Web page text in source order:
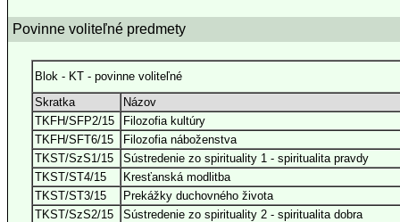
Povinne voliteľné predmety
Blok - KT - povinne voliteľné
Skratka
Názov
TKFH/SFP2/15
Filozofia kultúry
TKFH/SFT6/15
Filozofia náboženstva
TKST/SzS1/15
Sústredenie zo spirituality 1 - spiritualita pravdy
TKST/ST4/15
Kresťanská modlitba
TKST/ST3/15
Prekážky duchovného života
TKST/SzS2/15
Sústredenie zo spirituality 2 - spiritualita dobra